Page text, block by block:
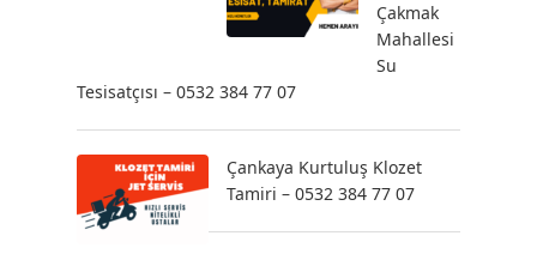
Çakmak
Mahallesi
Su
Tesisatçısı – 0532 384 77 07
Çankaya Kurtuluş Klozet
Tamiri – 0532 384 77 07